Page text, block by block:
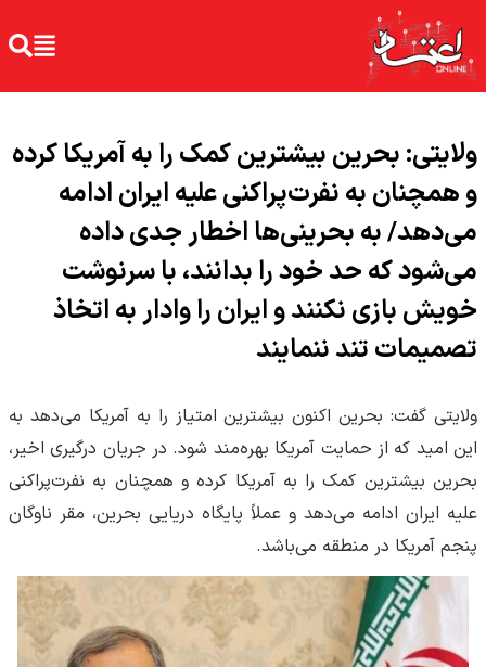
ولایتی: بحرین بیشترین کمک را به آمریکا کرده
و همچنان به نفرت‌پراکنی علیه ایران ادامه
می‌دهد/ به بحرینی‌ها اخطار جدی داده
می‌شود که حد خود را بدانند، با سرنوشت
خویش بازی نکنند و ایران را وادار به اتخاذ
تصمیمات تند ننمایند
ولایتی گفت: بحرین اکنون بیشترین امتیاز را به آمریکا می‌دهد به
این امید که از حمایت آمریکا بهره‌مند شود. در جریان درگیری اخیر،
بحرین بیشترین کمک را به آمریکا کرده و همچنان به نفرت‌پراکنی
علیه ایران ادامه می‌دهد و عملاً پایگاه دریایی بحرین، مقر ناوگان
پنجم آمریکا در منطقه می‌باشد.